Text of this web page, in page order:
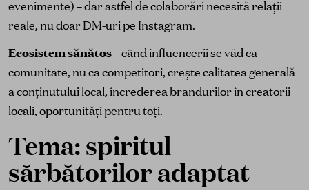
evenimente) – dar astfel de colaborări necesită relații
reale, nu doar DM-uri pe Instagram.
Ecosistem sănătos– când influencerii se văd ca
comunitate, nu ca competitori, crește calitatea generală
a conținutului local, încrederea brandurilor în creatorii
locali, oportunități pentru toți.
Tema: spiritul
sărbătorilor adaptat